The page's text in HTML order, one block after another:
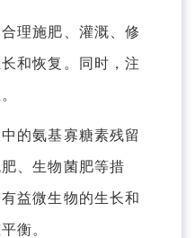
理施肥、灌溉、修
和恢复。同时，注
的氨基寡糖素残留
、生物菌肥等措
益微生物的生长和
衡。